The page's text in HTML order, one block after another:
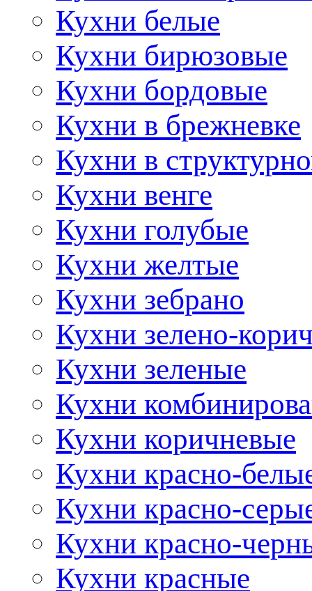
Кухни белые
Кухни бирюзовые
Кухни бордовые
Кухни в брежневке
Кухни в
Кухни венге
Кухни голубые
Кухни желтые
Кухни зебрано
Кухни зелено-
Кухни зеленые
Кухни
Кухни коричневые
Кухни красно-
Кухни красно-
Кухни красно-
Кухни красные